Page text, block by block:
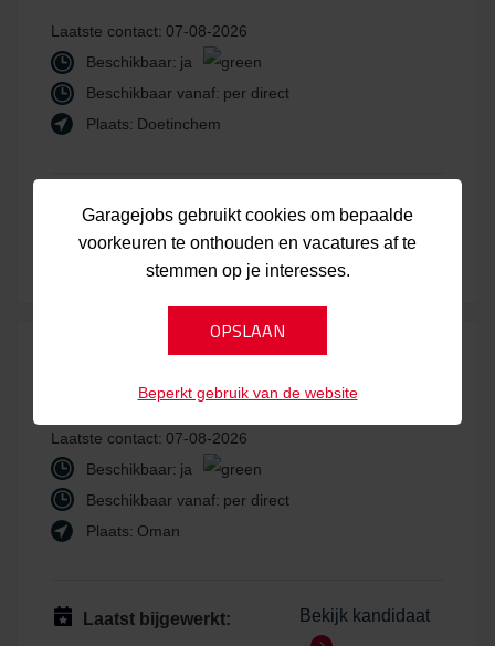
Laatste contact: 07-08-2026
Beschikbaar: ja
Beschikbaar vanaf: per direct
Plaats: Doetinchem
Laatst bijgewerkt:
07-08-2026
Bekijk kandidaat
Laatste contact: 07-08-2026
Beschikbaar: ja
Beschikbaar vanaf: per direct
Plaats: Oman
Laatst bijgewerkt: Bekijk kandidaat
Garagejobs gebruikt cookies om bepaalde
voorkeuren te onthouden en vacatures af te
stemmen op je interesses.
Beperkt gebruik van de website